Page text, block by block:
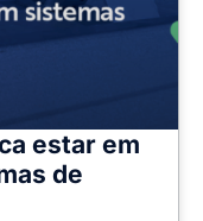
estar em
de